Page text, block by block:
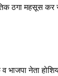
ठगा महसूस कर
व भाजपा नेता